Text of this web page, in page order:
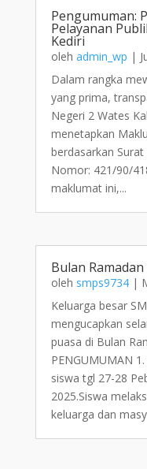
Pengumuman:
Pelayanan
Kediri
oleh admin_wp |
Dalam rangka
yang prima,
Negeri 2 Wates
menetapkan
berdasarkan
Nomor: 421/90/
maklumat ini,...
Bulan
oleh smps9734|
Keluarga besar
mengucapkan
puasa di Bulan
PENGUMUMAN
siswa tgl 27-28
2025.Siswa
keluarga dan